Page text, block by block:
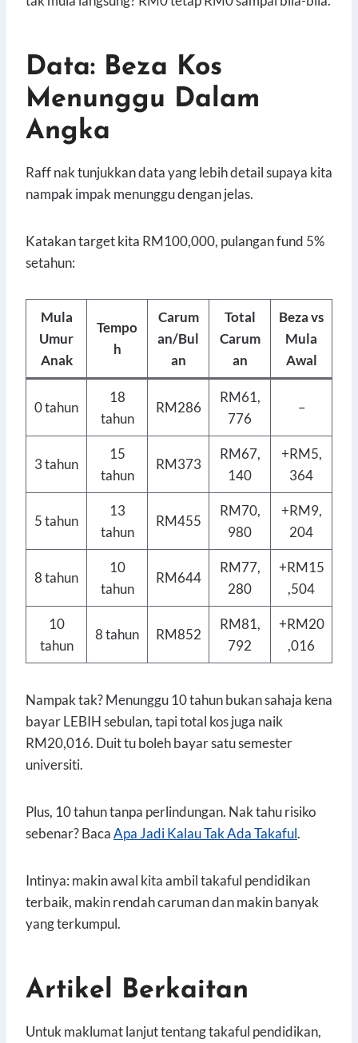
Data: Beza Kos
Menunggu Dalam
Angka
Raff nak tunjukkan data yang lebih detail supaya kita
nampak impak menunggu dengan jelas.
Katakan target kita RM100,000, pulangan fund 5%
setahun:
Mula
Umur
Anak
Tempo
h
Carum
an/Bul
an
Total
Carum
an
Beza vs
Mula
Awal
0 tahun
18
tahun
RM286
RM61,
776
–
3 tahun
15
tahun
RM373
RM67,
140
+RM5,
364
5 tahun
13
tahun
RM455
RM70,
980
+RM9,
204
8 tahun
10
tahun
RM644
RM77,
280
+RM15
,504
10
tahun
8 tahun RM852
RM81,
792
+RM20
,016
Nampak tak? Menunggu 10 tahun bukan sahaja kena
bayar LEBIH sebulan, tapi total kos juga naik
RM20,016. Duit tu boleh bayar satu semester
universiti.
Plus, 10 tahun tanpa perlindungan. Nak tahu risiko
sebenar? BacaApa Jadi Kalau Tak Ada Takaful.
Intinya: makin awal kita ambil takaful pendidikan
terbaik, makin rendah caruman dan makin banyak
yang terkumpul.
Artikel Berkaitan
Untuk maklumat lanjut tentang takaful pendidikan,